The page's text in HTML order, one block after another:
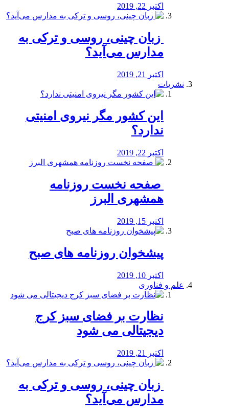
اکتبر 22, 2019
️ زبان چینی، روسی و ترکی به
مدارس می‌آید؟
اکتبر 21, 2019
نشریات
این کشور مگر نیروی امنیتی
ندارد؟
اکتبر 22, 2019
️ صفحه نخست روزنامه‌
همشهری البرز
اکتبر 15, 2019
پیشخوان روزنامه های صبح
اکتبر 10, 2019
علم و فناوری
نظارت بر فضای سبز کرج
دیجیتالی می شود
اکتبر 21, 2019
️ زبان چینی، روسی و ترکی به
مدارس می‌آید؟